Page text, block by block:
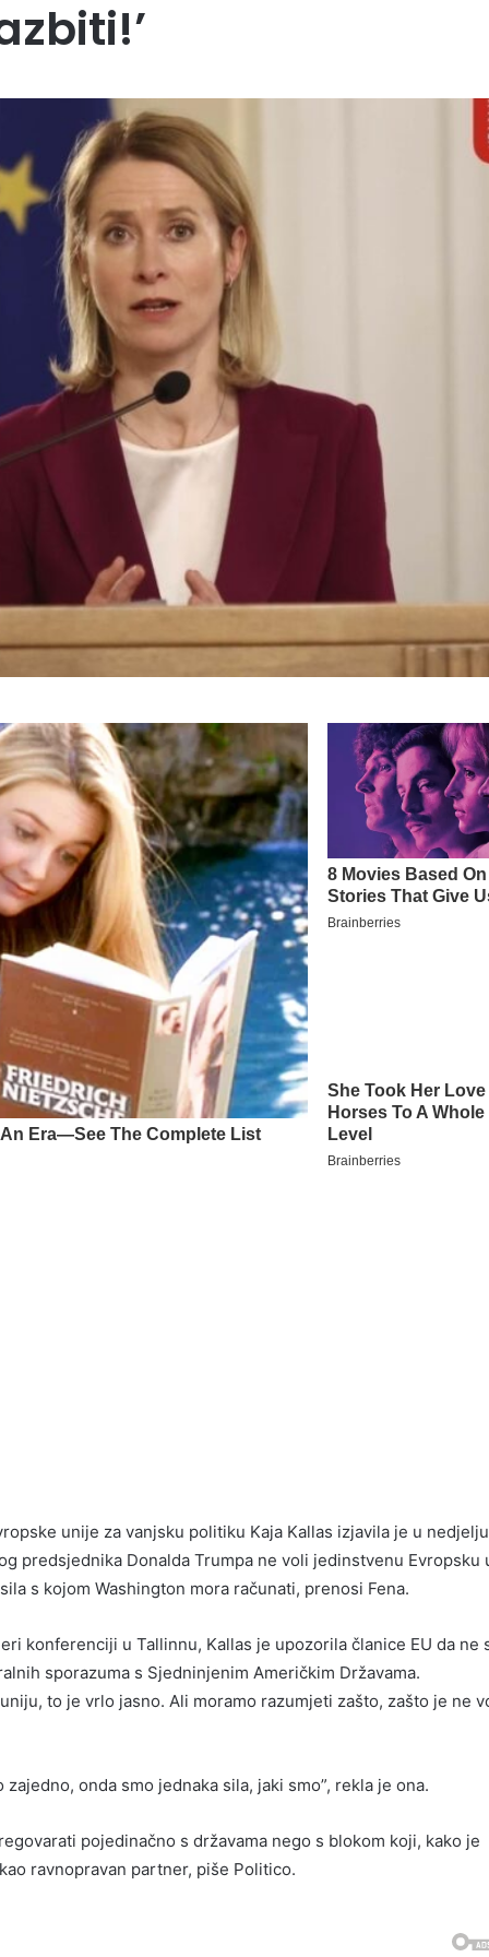
unije za vanjsku politiku Kaja Kallas izjavila je u
predsjednika Donalda Trumpa ne voli jedinstvenu Evropsku
s kojom Washington mora računati, prenosi Fena.
konferenciji u Tallinnu, Kallas je upozorila članice EU da ne
sporazuma s Sjedninjenim Američkim Državama.
to je vrlo jasno. Ali moramo razumjeti zašto, zašto je ne
onda smo jednaka sila, jaki smo”, rekla je ona.
pojedinačno s državama nego s blokom koji, kako je
ravnopravan partner, piše Politico.